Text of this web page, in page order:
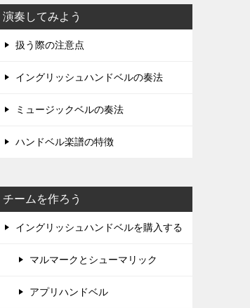
演奏してみよう
扱う際の注意点
イングリッシュハンドベルの奏法
ミュージックベルの奏法
ハンドベル楽譜の特徴
チームを作ろう
イングリッシュハンドベルを購入する
マルマークとシューマリック
アプリハンドベル